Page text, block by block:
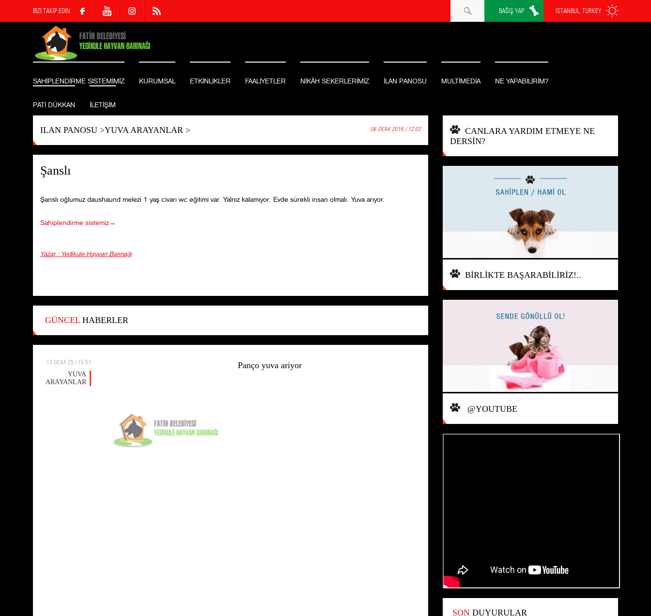
BİZİ TAKİP EDİN İSTANBUL, TURKEY
BAĞIŞ YAP
SAHİPLENDİRME SİSTEMİMİZ KURUMSAL ETKİNLİKLER FAALİYETLER NİKÂH SEKERLERİMİZ İLAN PANOSU MULTİMEDİA NE YAPABİLİRİM?
PATİ DÜKKAN İLETİŞİM
ILAN PANOSU>YUVA ARAYANLAR> 06 OCAK 2016 / 12:02
Şanslı
Şanslı oğlumuz daushaund melezi 1 yaş civarı wc eğitimi var. Yalnız kalamıyor. Evde sürekli insan olmalı. Yuva arıyor.
Sahiplendirme sistemiz→
Yazar : Yedikule Hayvan Barınağı
GÜNCELHABERLER
13 OCAK 25 / 15:57
YUVA
ARAYANLAR
Panço yuva ariyor
CANLARA YARDIM ETMEYE NE
DERSİN?
BİRLİKTE BAŞARABİLİRİZ!..
@YOUTUBE
SONDUYURULAR